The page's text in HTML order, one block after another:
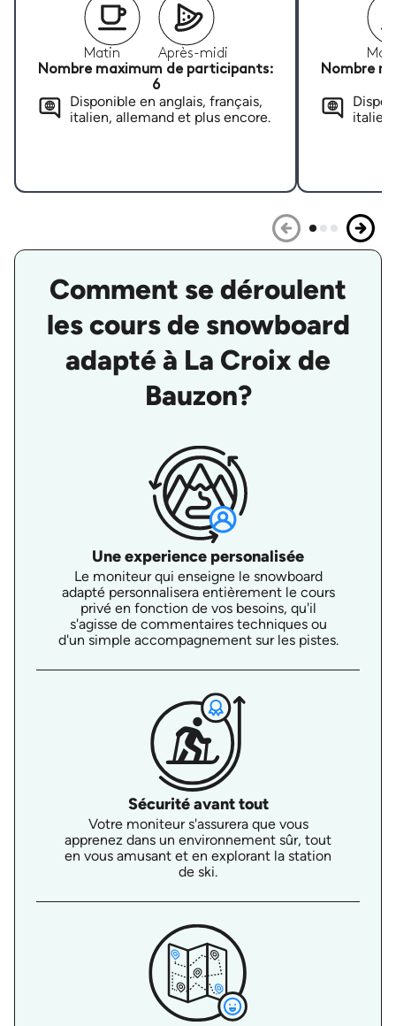
Matin
Après-midi
Nombre maximum de participants:
6
Disponible en anglais, français,
italien, allemand et plus encore.
Nombre
Comment se déroulent
les cours de snowboard
adapté à La Croix de
Bauzon?
Une experience personalisée
Le moniteur qui enseigne le snowboard
adapté personnalisera entièrement le cours
privé en fonction de vos besoins, qu'il
s'agisse de commentaires techniques ou
d'un simple accompagnement sur les pistes.
Sécurité avant tout
Votre moniteur s'assurera que vous
apprenez dans un environnement sûr, tout
en vous amusant et en explorant la station
de ski.